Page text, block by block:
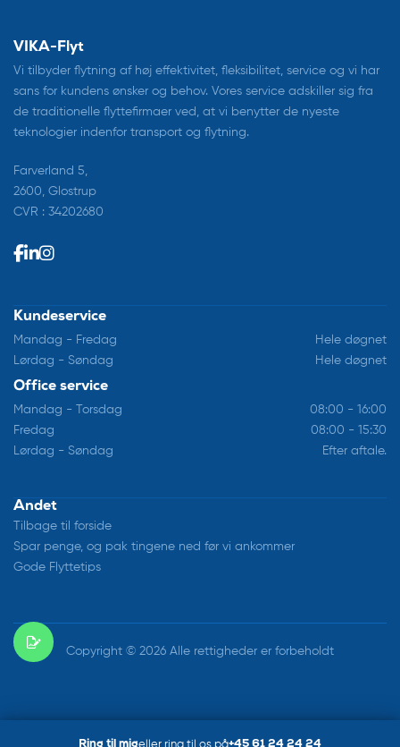
VIKA-Flyt
Vi tilbyder flytning af høj effektivitet, fleksibilitet, service og vi har
sans for kundens ønsker og behov. Vores service adskiller sig fra
de traditionelle flyttefirmaer ved, at vi benytter de nyeste
teknologier indenfor transport og flytning.
Farverland 5,
2600, Glostrup
CVR : 34202680
Kundeservice
Mandag - Fredag
Hele døgnet
Lørdag - Søndag
Hele døgnet
Office service
Mandag - Torsdag
08:00 - 16:00
Fredag
08:00 - 15:30
Lørdag - Søndag
Efter aftale.
Andet
Tilbage til forside
Spar penge, og pak tingene ned før vi ankommer
Gode Flyttetips
Copyright © 2026 Alle rettigheder er forbeholdt